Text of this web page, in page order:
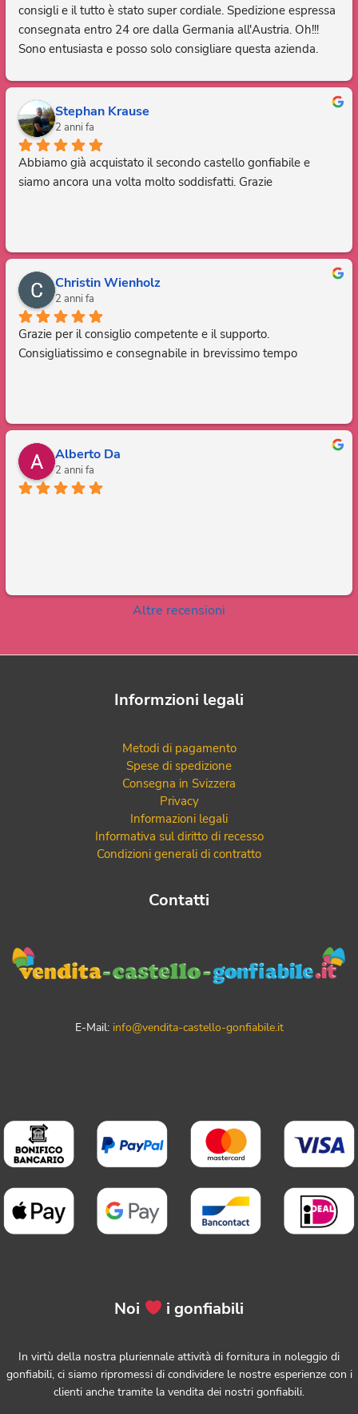
consigli e il tutto è stato super cordiale. Spedizione espressa
consegnata entro 24 ore dalla Germania all'Austria. Oh!!!
Sono entusiasta e posso solo consigliare questa azienda.
Stephan Krause
2 anni fa
Abbiamo già acquistato il secondo castello gonfiabile e
siamo ancora una volta molto soddisfatti. Grazie
Christin Wienholz
2 anni fa
Grazie per il consiglio competente e il supporto.
Consigliatissimo e consegnabile in brevissimo tempo
Alberto Da
2 anni fa
Altre recensioni
Informzioni legali
Metodi di pagamento
Spese di spedizione
Consegna in Svizzera
Privacy
Informazioni legali
Informativa sul diritto di recesso
Condizioni generali di contratto
Contatti
E-Mail: info@vendita-castello-gonfiabile.it
Noi i gonfiabili
In virtù della nostra pluriennale attività di fornitura in noleggio di
gonfiabili, ci siamo ripromessi di condividere le nostre esperienze con i
clienti anche tramite la vendita dei nostri gonfiabili.